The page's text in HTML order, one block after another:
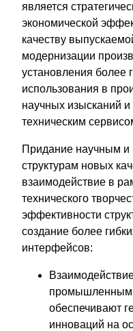
является
экономической
качеству
модернизации
установления более
использования в
научных изысканий
техническим
Придание научным и
структурам новых
взаимодействие в
технического
эффективности
создание более
интерфейсов:
обеспечивают
инноваций на